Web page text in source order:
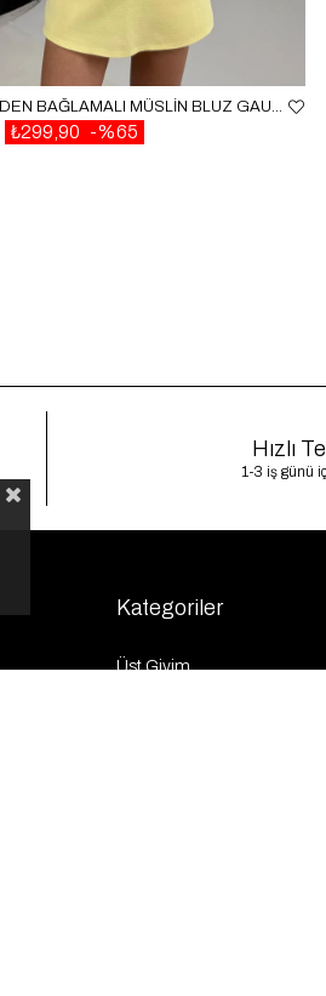
EKRU ÖNDEN BAĞLAMALI MÜSLIN BLUZ GAUS00520
%65
₺299,90
Hızlı
1-3 iş günü
Kategoriler
Üst Giyim